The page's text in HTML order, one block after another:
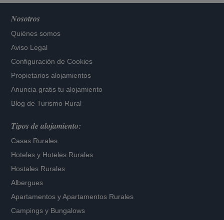
Nosotros
Quiénes somos
Aviso Legal
Configuración de Cookies
Propietarios alojamientos
Anuncia gratis tu alojamiento
Blog de Turismo Rural
Tipos de alojamiento:
Casas Rurales
Hoteles y Hoteles Rurales
Hostales Rurales
Albergues
Apartamentos yApartamentos Rurales
Campings y Bungalows